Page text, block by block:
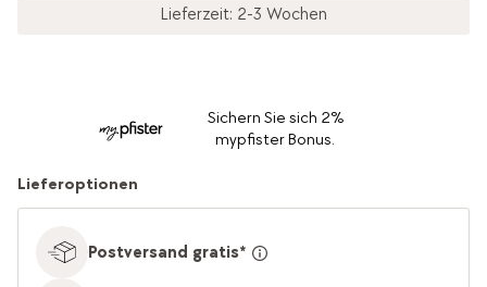
Lieferzeit: 2-3 Wochen
Sichern Sie sich 2%
mypfister Bonus.
Lieferoptionen
Postversand gratis*